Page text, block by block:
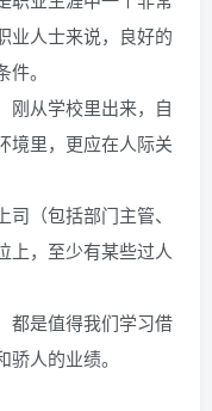
业人士来说，良好的
。
刚从学校里出来，自
境里，更应在人际关
（包括部门主管、
上，至少有某些过人
都是值得我们学习借
人的业绩。